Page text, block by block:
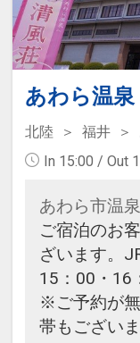
あわら温
北陸 福井
In 15:00 / Out
あわら市温
ご宿泊のお
ざいます。
15：00・
※ご予約が
帯もござい